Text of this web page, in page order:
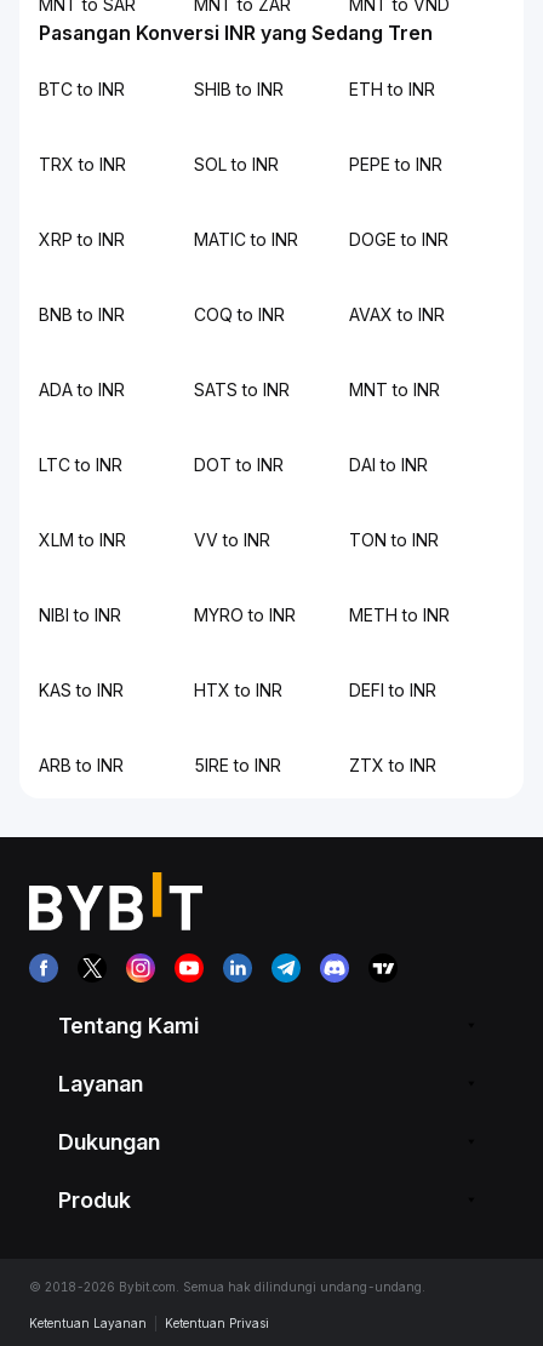
MNT to SAR MNT to ZAR MNT to VND
Pasangan Konversi INR yang Sedang Tren
BTC to INR SHIB to INR ETH to INR
TRX to INR SOL to INR PEPE to INR
XRP to INR MATIC to INR DOGE to INR
BNB to INR COQ to INR AVAX to INR
ADA to INR SATS to INR MNT to INR
LTC to INR DOT to INR DAI to INR
XLM to INR VV to INR TON to INR
NIBI to INR MYRO to INR METH to INR
KAS to INR HTX to INR DEFI to INR
ARB to INR 5IRE to INR ZTX to INR
Tentang Kami
Layanan
Dukungan
Produk
© 2018-2026 Bybit.com. Semua hak dilindungi undang-undang.
Ketentuan Layanan Ketentuan Privasi